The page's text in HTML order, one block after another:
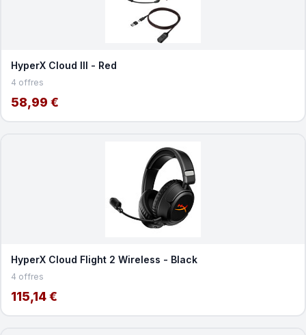
HyperX Cloud III - Red
4 offres
58,99 €
HyperX Cloud Flight 2 Wireless - Black
4 offres
115,14 €